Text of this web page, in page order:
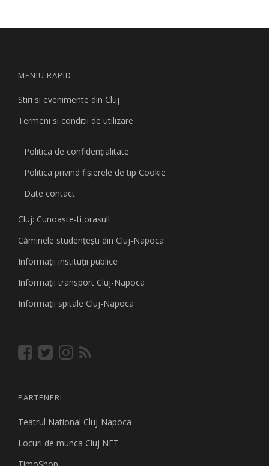
MENIU RAPID
Stiri si evenimente din Cluj
Termeni si conditii de utilizare
Politica de confidențialitate
Politica privind fişierele de tip Cookie
Date contact
Cluj: Cunoaşte-ti orasul!
Căminele studenţeşti din Cluj-Napoca
Informaţii instituţii publice
Informaţii transport Cluj-Napoca
Informaţii spitale Cluj-Napoca
PARTENERI
Teatrul National Cluj-Napoca
Locuri de munca Cluj NET